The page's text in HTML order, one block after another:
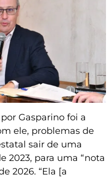
Gasparino foi a
ele, problemas de
sair de uma
2023, para uma “nota
2026. “Ela [a